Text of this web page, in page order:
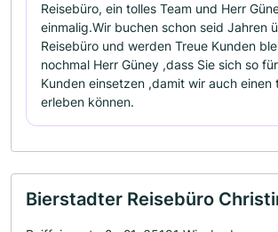
Reisebüro, ein tolles Team und Herr
einmalig.Wir buchen schon seid Jahren
Reisebüro und werden Treue Kunden
nochmal Herr Güney ,dass Sie sich so
Kunden einsetzen ,damit wir auch einen
erleben können.
Bierstadter Reisebüro